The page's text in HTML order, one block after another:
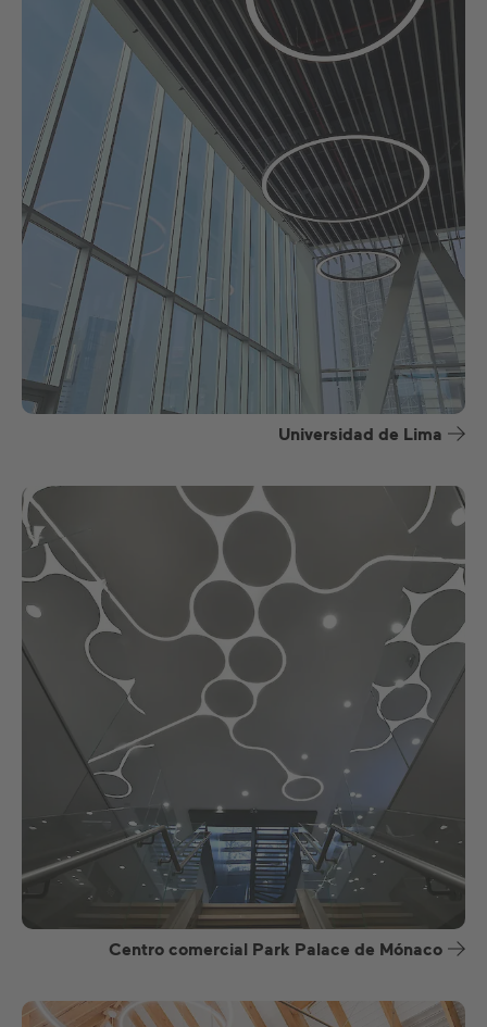
Universidad de Lima
Centro comercial Park Palace de Mónaco